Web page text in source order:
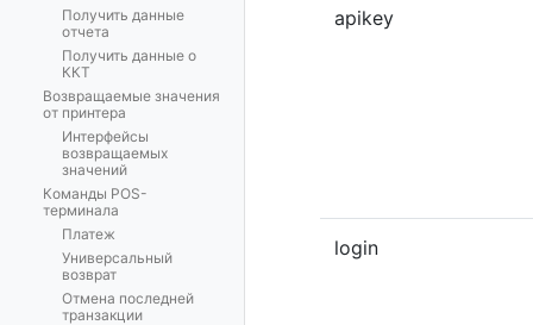
Получить данные
отчета
Получить данные о
ККТ
Возвращаемые значения
от принтера
Интерфейсы
возвращаемых
значений
Команды POS-
терминала
Платеж
Универсальный
возврат
Отмена последней
транзакции
apikey
login